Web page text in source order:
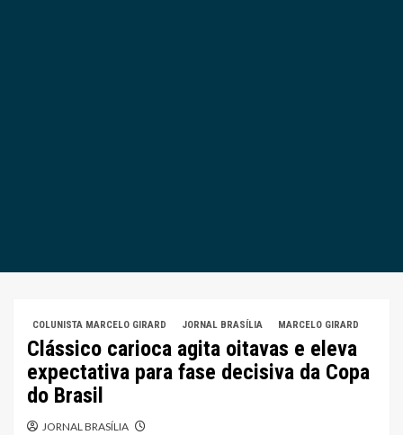
COLUNISTA MARCELO GIRARD JORNAL BRASÍLIA MARCELO GIRARD
Clássico carioca agita oitavas e eleva
expectativa para fase decisiva da Copa
do Brasil
JORNAL BRASÍLIA